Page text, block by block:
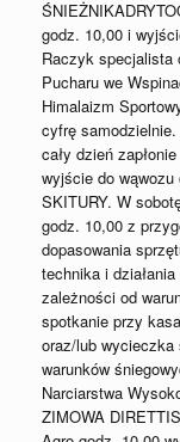
godz. 10,00 i
Raczyk specjalista
Pucharu we
Himalaizm
cyfrę
cały dzień
wyjście do
SKITURY. W
godz. 10,00 z
dopasowania
technika i
zależności od
spotkanie przy
oraz/lub
warunków
Narciarstwa
ZIMOWA